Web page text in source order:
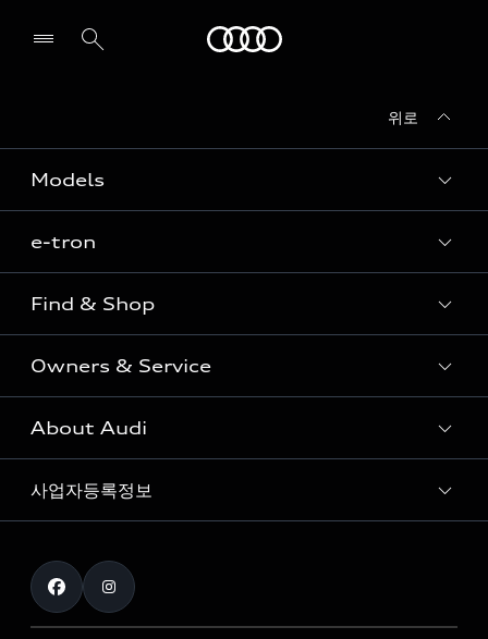
위로
Models
Sedan
SUV
Coupe
S range
e-tron
e-tron
Find & Shop
전시장/AAP 전시장/AS센터
아우디 신차 재고
아우디 모델 비교하기
아우디 공식 인증 중고차
The new Audi A6 Taste Drive 이벤트
Owners & Service
고객안내
Audi Connect
myAudiworld
내비게이션 데이터 다운로드
아우디 영상 매뉴얼
About Audi
아우디 브랜드
Formula 1
Audi Story
사업자등록정보
통신판매업신고번호 : 2024-서울종로-1079
대표자명 : 틸 셰어